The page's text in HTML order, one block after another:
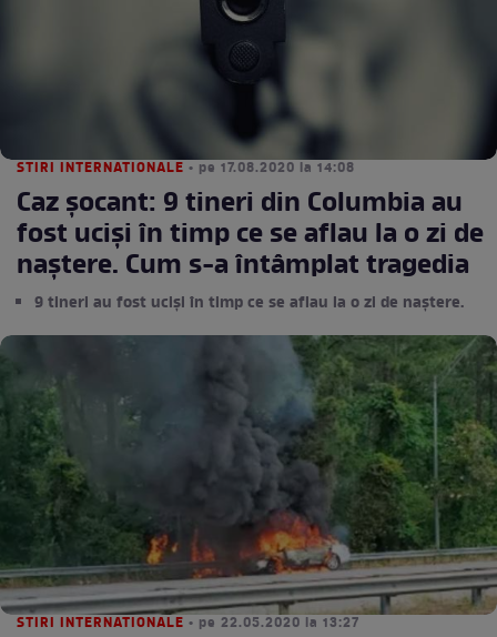
STIRI INTERNATIONALE • pe 17.08.2020 la 14:08
Caz şocant: 9 tineri din Columbia au
fost ucişi în timp ce se aflau la o zi de
naştere. Cum s-a întâmplat tragedia
9 tineri au fost ucişi în timp ce se aflau la o zi de naştere.
STIRI INTERNATIONALE • pe 22.05.2020 la 13:27